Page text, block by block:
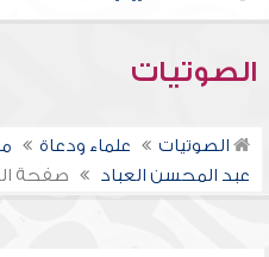
الصوتيات
الصوتيات علماء ودعاة
عبد المحسن العباد
صفحة